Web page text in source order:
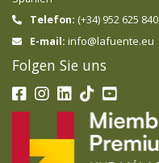
Telefon: (+34) 952 625 840
E-mail: info@lafuente.eu
Folgen Sie uns